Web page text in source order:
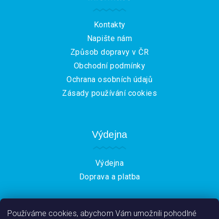
Používáme cookies, abychom Vám umožnili pohodlné
Kontakty
Napište nám
Způsob dopravy v ČR
Obchodní podmínky
Ochrana osobních údajů
Zásady používání cookies
Výdejna
Výdejna
Doprava a platba